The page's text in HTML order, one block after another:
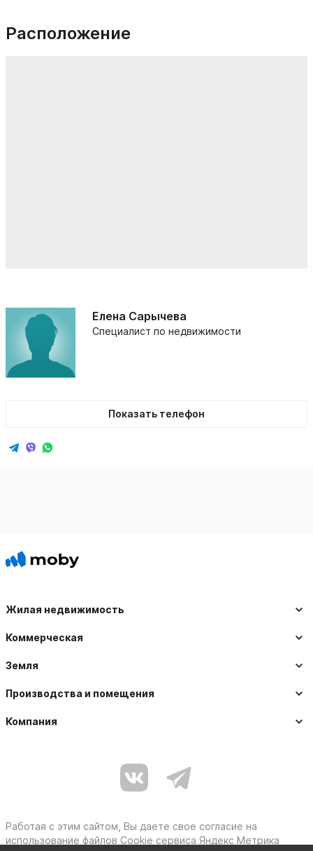
Расположение
Елена Сарычева
Специалист по недвижимости
Показать телефон
Жилая недвижимость
Коммерческая
Земля
Производства и помещения
Компания
Работая с этим сайтом, Вы даете свое согласие на
использование файлов Cookie сервиса Яндекс Метрика